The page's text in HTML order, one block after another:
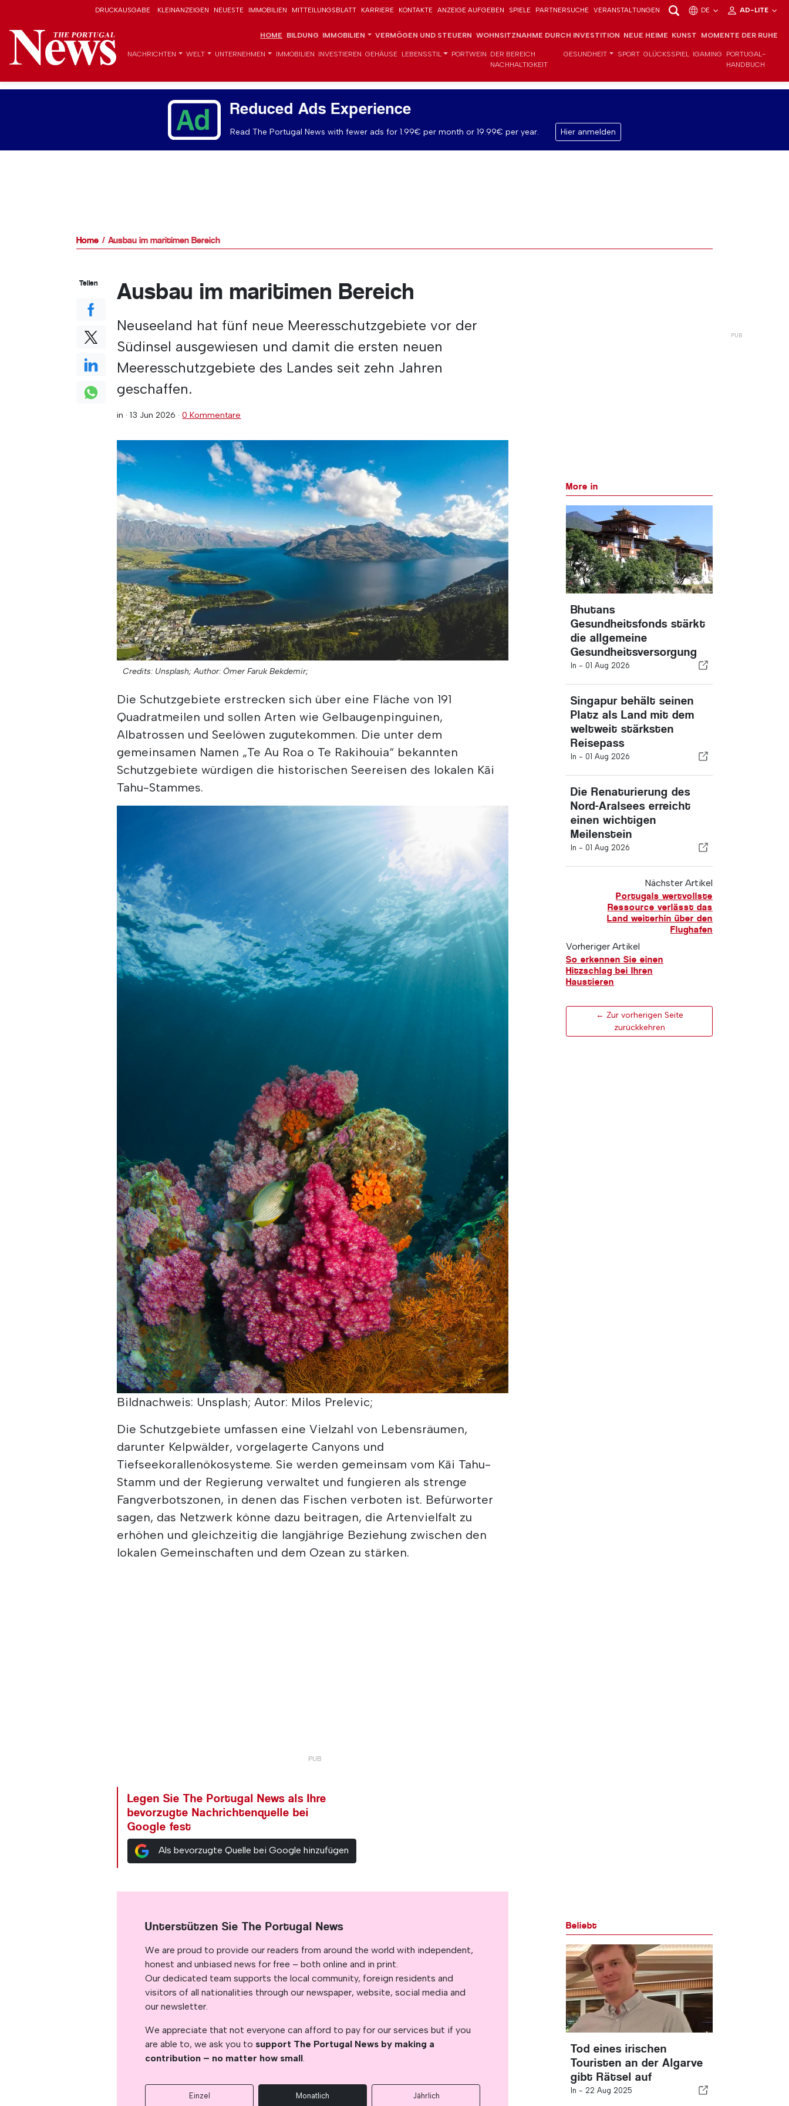
DRUCKAUSGABE KLEINANZEIGEN NEUESTE IMMOBILIEN MITTEILUNGSBLATT KARRIERE KONTAKTE ANZEIGE AUFGEBEN SPIELE PARTNERSUCHE VERANSTALTUNGEN DE AD-LITE
HOME BILDUNG IMMOBILIEN VERMÖGEN UND STEUERN WOHNSITZNAHME DURCH INVESTITION NEUE HEIME KUNST MOMENTE DER RUHE
NACHRICHTEN WELT UNTERNEHMEN IMMOBILIEN INVESTIEREN GEHÄUSE LEBENSSTIL PORTWEIN DER BEREICH
NACHHALTIGKEIT
GESUNDHEIT SPORT GLÜCKSSPIEL IGAMING
PORTUGAL-
HANDBUCH
Reduced Ads Experience
Read The Portugal News with fewer ads for 1.99€ per month or 19.99€ per year. Hier anmelden
Home Ausbau im maritimen Bereich
Ausbau im maritimen Bereich
Neuseeland hat fünf neue Meeresschutzgebiete vor der
Südinsel ausgewiesen und damit die ersten neuen
Meeresschutzgebiete des Landes seit zehn Jahren
geschaffen.
in ·13 Jun 2026 ·0 Kommentare
Credits: Unsplash; Author: Ömer Faruk Bekdemir;
Die Schutzgebiete erstrecken sich über eine Fläche von 191
Quadratmeilen und sollen Arten wie Gelbaugenpinguinen,
Albatrossen und Seelöwen zugutekommen. Die unter dem
gemeinsamen Namen „Te Au Roa o Te Rakihouia“ bekannten
Schutzgebiete würdigen die historischen Seereisen des lokalen Kāi
Tahu-Stammes.
Bildnachweis: Unsplash; Autor: Milos Prelevic;
Die Schutzgebiete umfassen eine Vielzahl von Lebensräumen,
darunter Kelpwälder, vorgelagerte Canyons und
Tiefseekorallenökosysteme. Sie werden gemeinsam vom Kāi Tahu-
Stamm und der Regierung verwaltet und fungieren als strenge
Fangverbotszonen, in denen das Fischen verboten ist. Befürworter
sagen, das Netzwerk könne dazu beitragen, die Artenvielfalt zu
erhöhen und gleichzeitig die langjährige Beziehung zwischen den
lokalen Gemeinschaften und dem Ozean zu stärken.
Legen Sie The Portugal News als Ihre
bevorzugte Nachrichtenquelle bei
Google fest
Als bevorzugte Quelle bei Google hinzufügen
Teilen
More in
Bhutans
Gesundheitsfonds stärkt
die allgemeine
Gesundheitsversorgung
In - 01 Aug 2026
Singapur behält seinen
Platz als Land mit dem
weltweit stärksten
Reisepass
In - 01 Aug 2026
Die Renaturierung des
Nord-Aralsees erreicht
einen wichtigen
Meilenstein
In - 01 Aug 2026
Nächster Artikel
Portugals wertvollste
Ressource verlässt das
Land weiterhin über den
Flughafen
Vorheriger Artikel
So erkennen Sie einen
Hitzschlag bei Ihren
Haustieren
← Zur vorherigen Seite
zurückkehren
Unterstützen Sie The Portugal News
We are proud to provide our readers from around the world with independent,
honest and unbiased news for free – both online and in print.
Our dedicated team supports the local community, foreign residents and
visitors of all nationalities through our newspaper, website, social media and
our newsletter.
We appreciate that not everyone can afford to pay for our services but if you
are able to, we ask you to support The Portugal News by making a
contribution – no matter how small.
Einzel Monatlich Jährlich
Beliebt
Tod eines irischen
Touristen an der Algarve
gibt Rätsel auf
In - 22 Aug 2025